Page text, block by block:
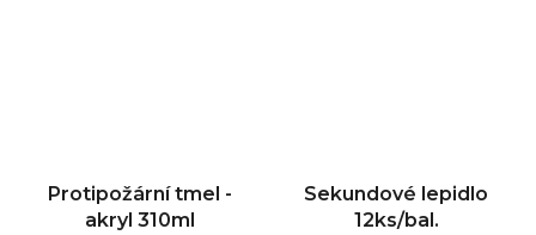
Protipožární tmel -
akryl 310ml
Sekundové lepidlo
12ks/bal.